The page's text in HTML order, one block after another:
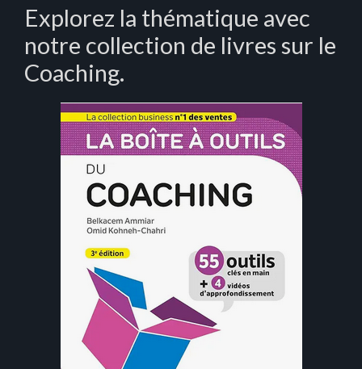
Explorez la thématique avec
notre collection de livres sur le
Coaching.